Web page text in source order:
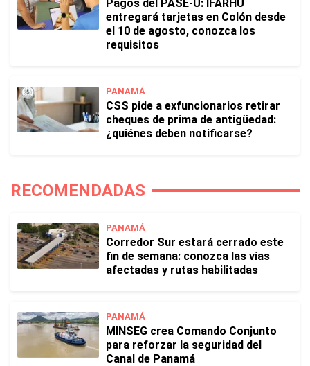
Pagos del PASE-U: IFARHU
entregará tarjetas en Colón desde
el 10 de agosto, conozca los
requisitos
PANAMÁ
CSS pide a exfuncionarios retirar
cheques de prima de antigüedad:
¿quiénes deben notificarse?
RECOMENDADAS
PANAMÁ
Corredor Sur estará cerrado este
fin de semana: conozca las vías
afectadas y rutas habilitadas
PANAMÁ
MINSEG crea Comando Conjunto
para reforzar la seguridad del
Canal de Panamá